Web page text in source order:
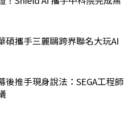
碩攜手三麗鷗跨界聯名大玩AI
後推手現身說法：SEGA工程師